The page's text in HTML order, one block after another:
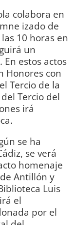
colabora en
izado de
10 horas en
un
estos actos
Honores con
Tercio de la
Tercio del
irá
se ha
se verá
homenaje
Antillón y
Luis
el
por el